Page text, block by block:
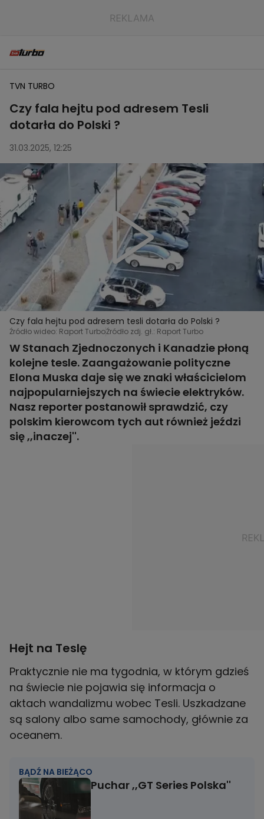
TVN TURBO
Czy fala hejtu pod adresem Tesli
dotarła do Polski ?
31.03.2025, 12:25
Czy fala hejtu pod adresem tesli dotarła do Polski ?
Źródło wideo: Raport TurboŹródło zdj. gł.: Raport Turbo
W Stanach Zjednoczonych i Kanadzie płoną
kolejne tesle. Zaangażowanie polityczne
Elona Muska daje się we znaki właścicielom
najpopularniejszych na świecie elektryków.
Nasz reporter postanowił sprawdzić, czy
polskim kierowcom tych aut również jeździ
się ,,inaczej''.
Hejt na Teslę
Praktycznie nie ma tygodnia, w którym gdzieś
na świecie nie pojawia się informacja o
aktach wandalizmu wobec Tesli. Uszkadzane
są salony albo same samochody, głównie za
oceanem.
BĄDŹ NA BIEŻĄCO
Puchar ,,GT Series Polska''